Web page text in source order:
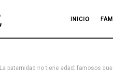
INICIO
La paternidad no tiene edad: famosos